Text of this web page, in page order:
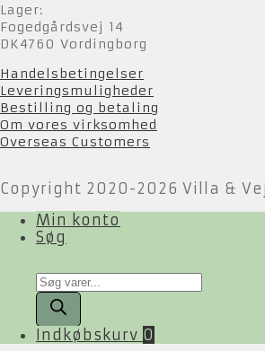
Lager:
Fogedgårdsvej 14
DK4760 Vordingborg
Handelsbetingelser
Leveringsmuligheder
Bestilling og betaling
Om vores virksomhed
Overseas Customers
Copyright 2020-2026 Villa &
Min konto
Søg
Products
search
Indkøbskurv 0